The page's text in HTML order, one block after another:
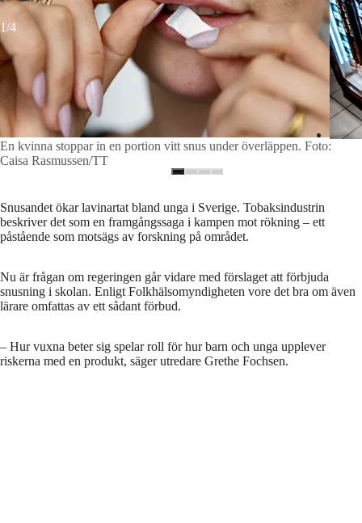
1/4
En kvinna stoppar in en portion vitt snus under överläppen. Foto:
Caisa Rasmussen/TT
Snusandet ökar lavinartat bland unga i Sverige. Tobaksindustrin
beskriver det som en framgångssaga i kampen mot rökning – ett
påstående som motsägs av forskning på området.
Nu är frågan om regeringen går vidare med förslaget att förbjuda
snusning i skolan. Enligt Folkhälsomyndigheten vore det bra om även
lärare omfattas av ett sådant förbud.
– Hur vuxna beter sig spelar roll för hur barn och unga upplever
riskerna med en produkt, säger utredare Grethe Fochsen.